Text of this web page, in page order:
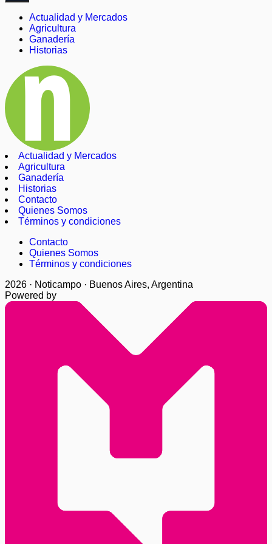
Actualidad y Mercados
Agricultura
Ganadería
Historias
Actualidad y Mercados
Agricultura
Ganadería
Historias
Contacto
Quienes Somos
Términos y condiciones
Contacto
Quienes Somos
Términos y condiciones
2026 · Noticampo · Buenos Aires, Argentina
Powered by